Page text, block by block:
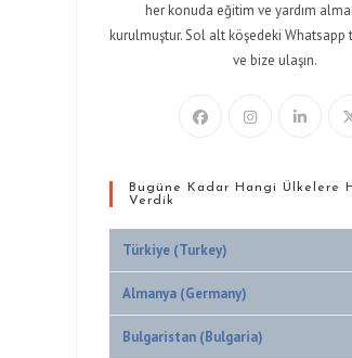
her konuda eğitim ve yardım
kurulmuştur. Sol alt köşedeki Whatsapp
ve bize ulaşın.
Bugüne Kadar Hangi Ülkelere
Verdik
Türkiye (Turkey)
Almanya (Germany)
Bulgaristan (Bulgaria)